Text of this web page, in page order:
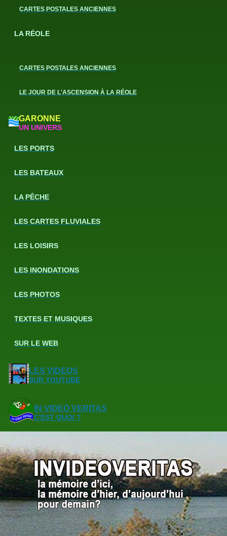
CARTES POSTALES ANCIENNES
LA RÉOLE
CARTES POSTALES ANCIENNES
LE JOUR DE L'ASCENSION À LA RÉOLE
GARONNE
UN UNIVERS
LES PORTS
LES BATEAUX
LA PÊCHE
LES CARTES FLUVIALES
LES LOISIRS
LES INONDATIONS
LES PHOTOS
TEXTES ET MUSIQUES
SUR LE WEB
LES VIDEOS
SUR YOUTUBE
IN VIDEO VERITAS
C'EST QUOI ?
route
nationale
113